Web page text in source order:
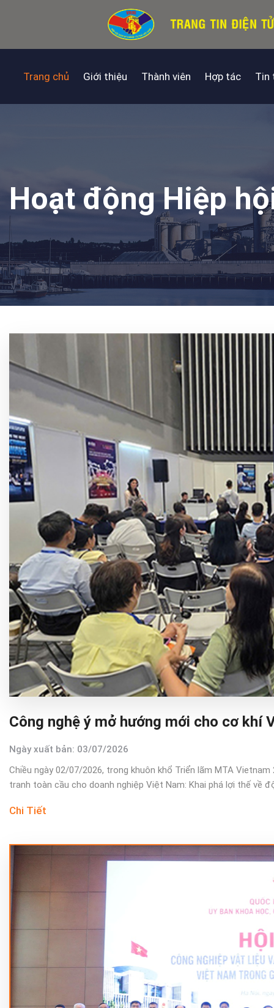
Trang chủ Giới thiệu Thành viên Hợp tác Tin
Hoạt động Hiệp
Công nghệ ý mở hướng mới cho cơ khí
Ngày xuất bản: 03/07/2026
Chiều ngày 02/07/2026, trong khuôn khổ Triển lãm MTA
tranh toàn cầu cho doanh nghiệp Việt Nam: Khai phá lợi thế về
Chi Tiết